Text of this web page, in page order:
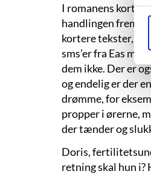
I romanens korte
handlingen
kortere tekster,
sms’er fra Eas
dem ikke. Der er
og endelig er der
drømme, for
propper i ørerne,
der tænder og
Doris,
retning skal hun i?